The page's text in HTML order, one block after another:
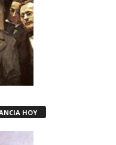
HOY